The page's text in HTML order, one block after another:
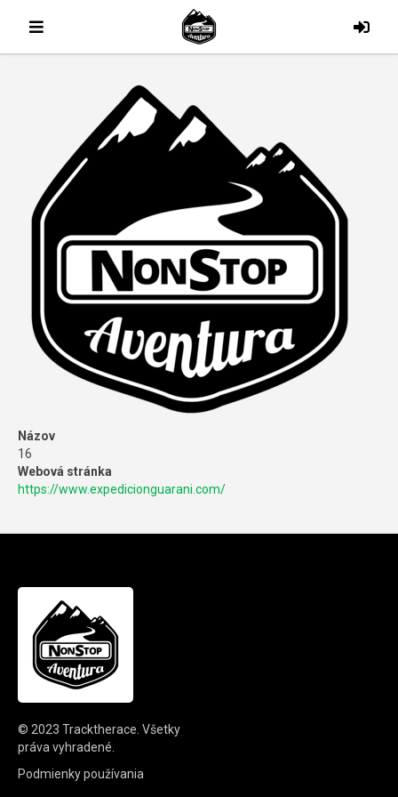
Názov
16
Webová stránka
https://www.expedicionguarani.com/
© 2023 Tracktherace Všetky
práva vyhradené.
Podmienky používania